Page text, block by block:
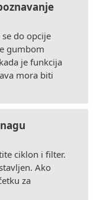
do opcije
gumbom
je funkcija
mora biti
ciklon i filter.
Ako
za